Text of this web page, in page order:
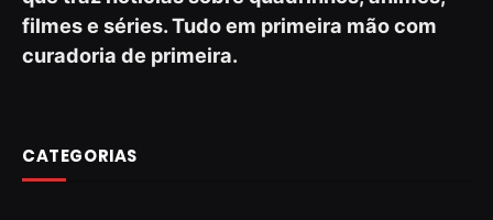
filmes e séries. Tudo em primeira mão com
curadoria de primeira.
CATEGORIAS